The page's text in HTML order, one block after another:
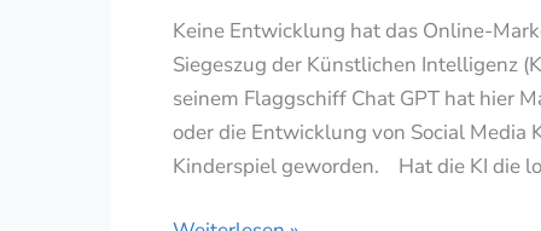
Keine Entwicklung hat das Online-
Siegeszug der Künstlichen Intelligenz
seinem Flaggschiff Chat GPT hat hier
oder die Entwicklung von Social Media
Kinderspiel geworden. Hat die KI die